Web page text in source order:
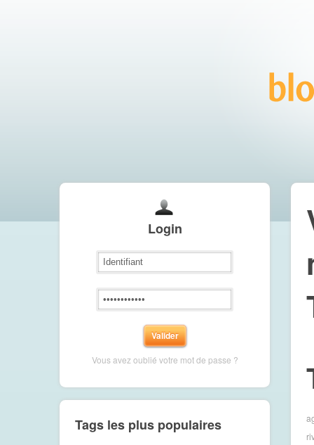
Login
Vous avez oublié votre mot de passe ?
Tags les plus populaires